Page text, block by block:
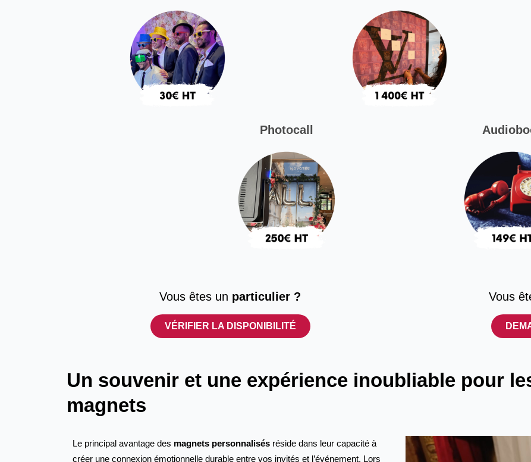
Photocall
Vous êtes un particulier ?
VÉRIFIER LA DISPONIBILITÉ
Vous
Un souvenir et une expérience inoubliable pour
magnets
Le principal avantage des magnets personnalisés réside dans leur capacité à
créer une connexion émotionnelle durable entre vos invités et l’événement. Lors